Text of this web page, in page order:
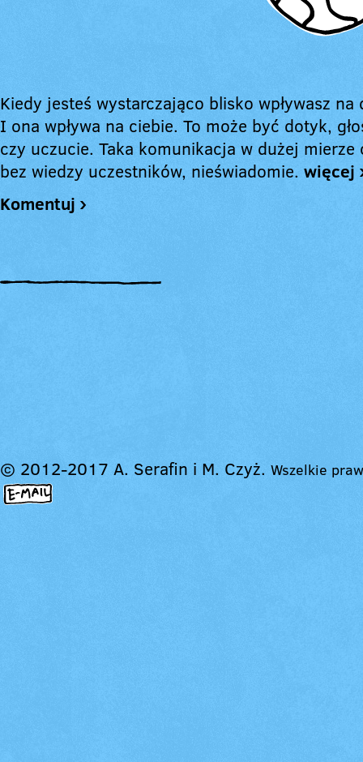
Kiedy jesteś wystarczająco blisko wpływasz na
I ona wpływa na ciebie. To może być dotyk,
czy uczucie. Taka komunikacja w dużej mierze
bez wiedzy uczestników, nieświadomie. więcej
Komentuj ›
© 2012-2017 A. Serafin i M. Czyż. Wszelkie